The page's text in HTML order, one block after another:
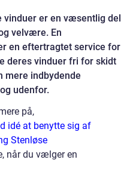
vinduer er en væsentlig del
velvære. En
en eftertragtet service for
deres vinduer fri for skidt
mere indbydende
udenfor.
på,
idé at benytte sig af
Stenløse
når du vælger en